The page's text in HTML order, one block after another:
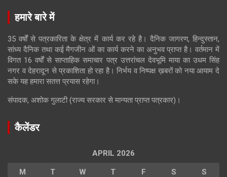
हमारे बारे में
35 वर्षों से पत्रकारिता के क्षेत्र में कार्य कर रहे है। दैनिक जागरण, हिन्दुस्तान,
सांध्य दैनिक तथा कई मैगजीन ओं का कार्य करने का अनुभव प्राप्त है। वर्तमान में
विगत 16 वर्षों से साप्ताहिक समाचार पत्र उत्तरांचल देवभूमि माया का उधम सिंह
नगर व देहरादून से प्रकाशिता हो रहा है। निर्भय व निष्पक्ष ख़बरों को नया आयाम दे
सके यह हमारा सतत्त प्रयास रहेगा।
संपादक, अशोक गुलाटी (राज्य सरकार से मान्यता प्राप्त पत्रकार)।
कैलेंडर
APRIL 2026
M T W T F S S